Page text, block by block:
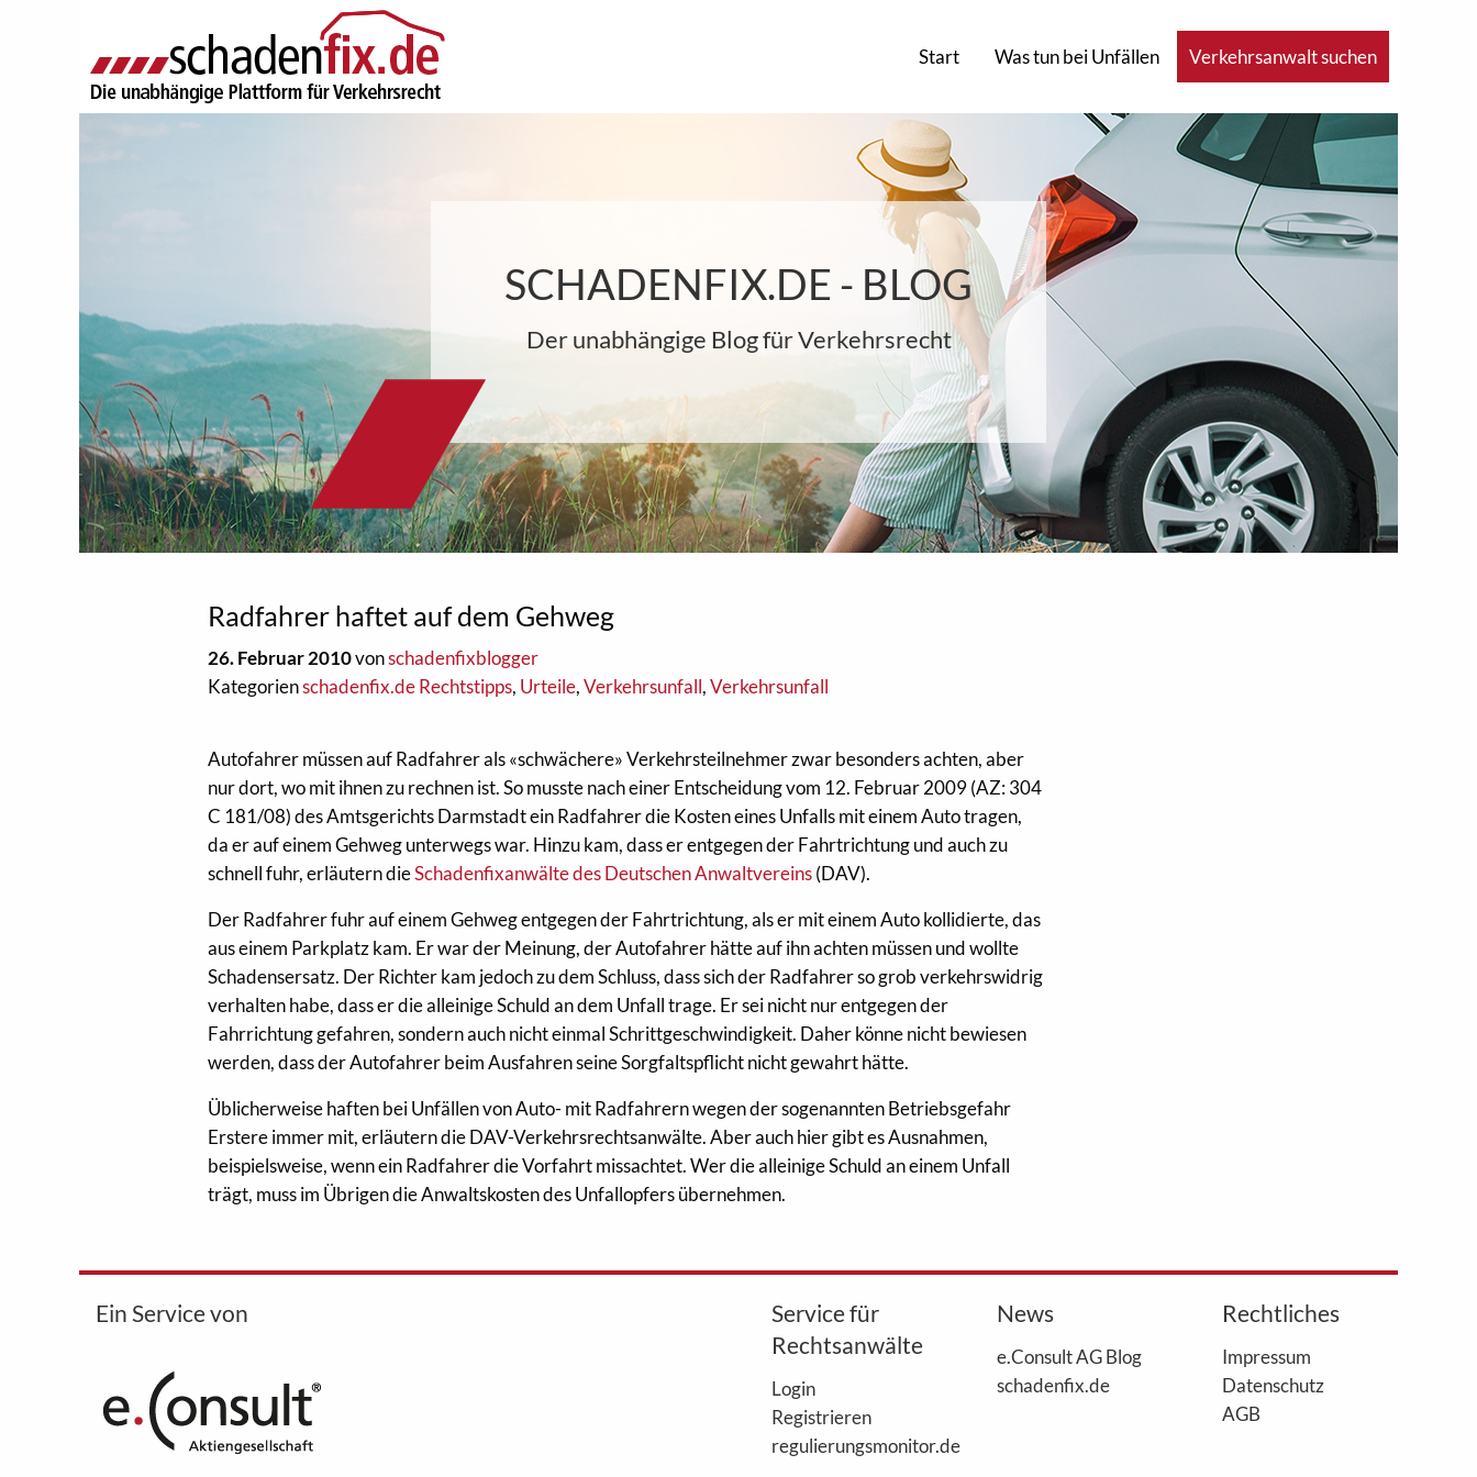
Start Was tun bei Unfällen Verkehrsanwalt suchen
SCHADENFIX.DE - BLOG
Der unabhängige Blog für Verkehrsrecht
Radfahrer haftet auf dem Gehweg
26. Februar 2010vonschadenfixblogger
Kategorienschadenfix.de Rechtstipps, Urteile,Verkehrsunfall,Verkehrsunfall
Autofahrer müssen auf Radfahrer als «schwächere» Verkehrsteilnehmer zwar besonders achten, aber
nur dort, wo mit ihnen zu rechnen ist. So musste nach einer Entscheidung vom 12. Februar 2009 (AZ: 304
C 181/08) des Amtsgerichts Darmstadt ein Radfahrer die Kosten eines Unfalls mit einem Auto tragen,
da er auf einem Gehweg unterwegs war. Hinzu kam, dass er entgegen der Fahrtrichtung und auch zu
schnell fuhr, erläutern dieSchadenfixanwälte des Deutschen Anwaltvereins(DAV).
Der Radfahrer fuhr auf einem Gehweg entgegen der Fahrtrichtung, als er mit einem Auto kollidierte, das
aus einem Parkplatz kam. Er war der Meinung, der Autofahrer hätte auf ihn achten müssen und wollte
Schadensersatz. Der Richter kam jedoch zu dem Schluss, dass sich der Radfahrer so grob verkehrswidrig
verhalten habe, dass er die alleinige Schuld an dem Unfall trage. Er sei nicht nur entgegen der
Fahrrichtung gefahren, sondern auch nicht einmal Schrittgeschwindigkeit. Daher könne nicht bewiesen
werden, dass der Autofahrer beim Ausfahren seine Sorgfaltspflicht nicht gewahrt hätte.
Üblicherweise haften bei Unfällen von Auto- mit Radfahrern wegen der sogenannten Betriebsgefahr
Erstere immer mit, erläutern die DAV-Verkehrsrechtsanwälte. Aber auch hier gibt es Ausnahmen,
beispielsweise, wenn ein Radfahrer die Vorfahrt missachtet. Wer die alleinige Schuld an einem Unfall
trägt, muss im Übrigen die Anwaltskosten des Unfallopfers übernehmen.
Ein Service von
Service für
Rechtsanwälte
Login
Registrieren
regulierungsmonitor.de
News
e.Consult AG Blog
schadenfix.de
Rechtliches
Impressum
Datenschutz
AGB